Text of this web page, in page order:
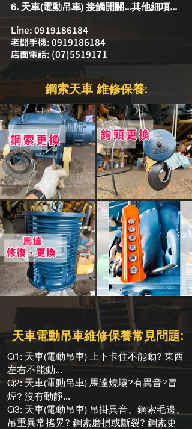
6. 天車(電動吊車) 接觸開關...其他細項...
Line:0919186184
老闆手機:0919186184
​店面電話: (07)5519171
鋼索天車 維修保養:
天車電動吊車維修保養常見問題:
Q1: 天車(電動吊車) 上下卡住不能動? 東西
左右不能動...
Q2: 天車(電動吊車) 馬達燒壞?有異音?冒
煙? 沒有動靜...
Q3: 天車(電動吊車) 吊掛異音、鋼索毛邊、
吊重異常搖晃? 鋼索磨損或斷裂? 鋼索更